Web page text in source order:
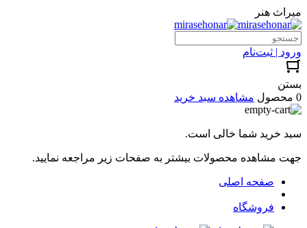
میراث هنر
ورود | ثبت‌نام
بستن
0 محصول
مشاهده سبد خرید
سبد خرید شما خالی است.
جهت مشاهده محصولات بیشتر به صفحات زیر مراجعه نمایید.
صفحه اصلی
فروشگاه